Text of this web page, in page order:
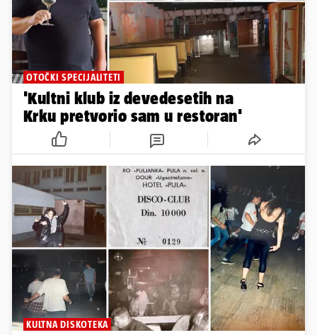
OTOČKI SPECIJALITETI
'Kultni klub iz devedesetih na
Krku pretvorio sam u restoran'
KULTNA DISKOTEKA